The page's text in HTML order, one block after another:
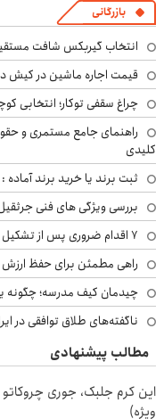
بازرگانی
انتخاب گیربکس شافت
قیمت اجاره ماشین در کیش در سال ۱۴۰۵ چقدر
چراغ سقفی توکار؛ انتخابی
راهنمای جامع مستمری و
کلیدی
ثبت برند یا خرید برند
بررسی ویژگی های فنی
۷ اقدام ضروری پس از تشکیل پرونده مواد مخدر؛ راهنمای خانواده‌ها
راهی مطمئن برای حفظ
چیدمان کیف مدرسه؛
ناگفته‌های طلاق توافقی
مطالب پیشنهادی
این کرم جلبک، جوری
ویژه)